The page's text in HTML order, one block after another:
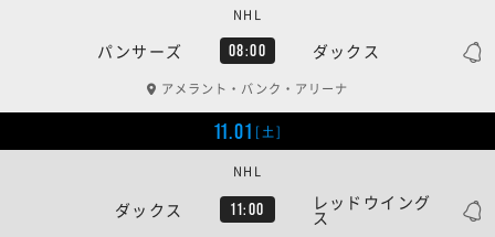
パンサーズ 08:00 ダックス
NHL
アメラント・バンク・アリーナ
11.01 [土]
ダックス 11:00 レッドウイング
ス
NHL